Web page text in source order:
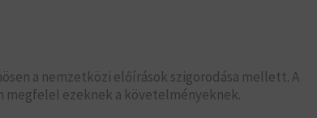
a nemzetközi előírások szigorodása mellett. A
megfelel ezeknek a követelményeknek.